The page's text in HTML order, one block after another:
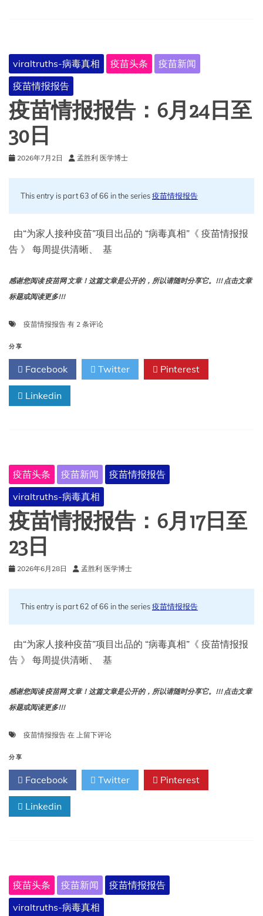
日
viraltruths-病毒真相 疫苗头条
疫苗新闻
疫苗情报报告
疫苗情报报告：6月24日至
30日
2026年7月2日 孟胜利 医学博士
This entry is part 63 of 66 in the series疫苗情报报告
由“为家人接种疫苗”项目出品的 “病毒真相”《 疫苗情报报
告 》 每周提供清晰、 基
感谢您阅读 疫苗网 文章！这篇文章是公开的，所以请随时分享它。!!! 点击文章
标题或阅读更多!!!
疫苗情报报告 疫
报
报
告：
月
日
有 2 条评论
分享
Facebook Twitter Pinterest
Linkedin
疫苗头条 疫苗新闻
疫苗情报报告
viraltruths-病毒真相
疫苗情报报告：6月17日至
23日
2026年6月28日 孟胜利 医学博士
This entry is part 62 of 66 in the series疫苗情报报告
由“为家人接种疫苗”项目出品的 “病毒真相”《 疫苗情报报
告 》 每周提供清晰、 基
感谢您阅读 疫苗网 文章！这篇文章是公开的，所以请随时分享它。!!! 点击文章
标题或阅读更多!!!
疫苗情报报告 在 疫
报
告：
日
上留下评论
分享
Facebook Twitter Pinterest
Linkedin
疫苗头条 疫苗新闻
疫苗情报报告
viraltruths-病毒真相